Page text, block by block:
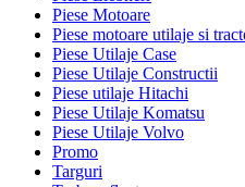
Piese Motoare
Piese motoare utilaje si
Piese Utilaje Case
Piese Utilaje Constructii
Piese utilaje Hitachi
Piese Utilaje Komatsu
Piese Utilaje Volvo
Promo
Targuri